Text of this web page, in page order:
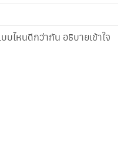
ไหนดีกว่ากัน อธิบายเข้าใจ